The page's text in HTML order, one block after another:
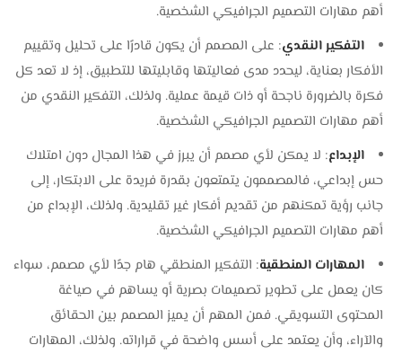
أهم مهارات التصميم الجرافيكي الشخصية.
التفكير النقدي: على المصمم أن يكون قادرًا على تحليل وتقييم
الأفكار بعناية، ليحدد مدى فعاليتها وقابليتها للتطبيق، إذ لا تعد كل
فكرة بالضرورة ناجحة أو ذات قيمة عملية. ولذلك، التفكير النقدي من
أهم مهارات التصميم الجرافيكي الشخصية.
الإبداع: لا يمكن لأي مصمم أن يبرز في هذا المجال دون امتلاك
حس إبداعي، فالمصممون يتمتعون بقدرة فريدة على الابتكار، إلى
جانب رؤية تمكنهم من تقديم أفكار غير تقليدية. ولذلك، الإبداع من
أهم مهارات التصميم الجرافيكي الشخصية.
المهارات المنطقية: التفكير المنطقي هام جدًا لأي مصمم، سواء
كان يعمل على تطوير تصميمات بصرية أو يساهم في صياغة
المحتوى التسويقي. فمن المهم أن يميز المصمم بين الحقائق
والآراء، وأن يعتمد على أسس واضحة في قراراته. ولذلك، المهارات